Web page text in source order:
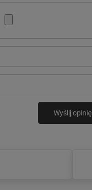
Wyślij opinię